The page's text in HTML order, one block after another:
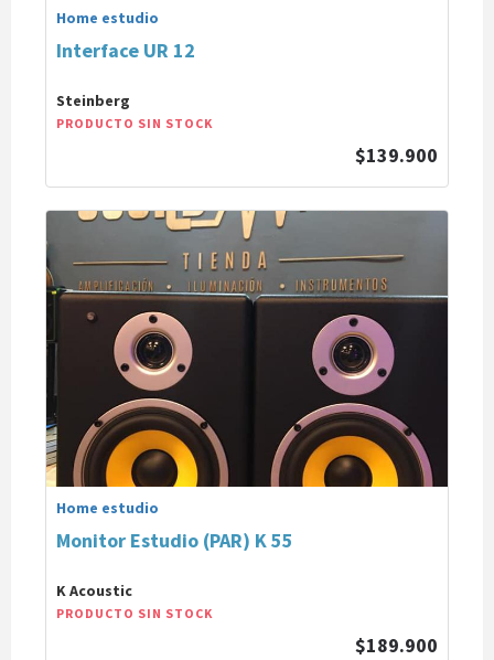
Home estudio
Interface UR 12
Steinberg
PRODUCTO SIN STOCK
$139.900
Home estudio
Monitor Estudio (PAR) K 55
K Acoustic
PRODUCTO SIN STOCK
$189.900